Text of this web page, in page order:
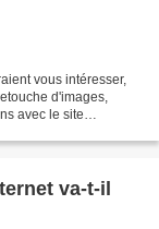
vous intéresser,
d'images,
avec le site
va-t-il